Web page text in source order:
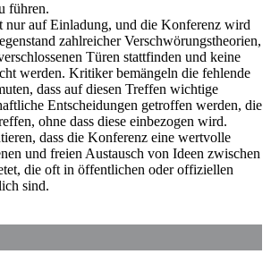
führen.
nur auf Einladung, und die Konferenz wird
zahlreicher Verschwörungstheorien,
Türen stattfinden und keine
werden. Kritiker bemängeln die fehlende
dass auf diesen Treffen wichtige
Entscheidungen getroffen werden, die
ohne dass diese einbezogen wird.
dass die Konferenz eine wertvolle
und freien Austausch von Ideen zwischen
die oft in öffentlichen oder offiziellen
sind.